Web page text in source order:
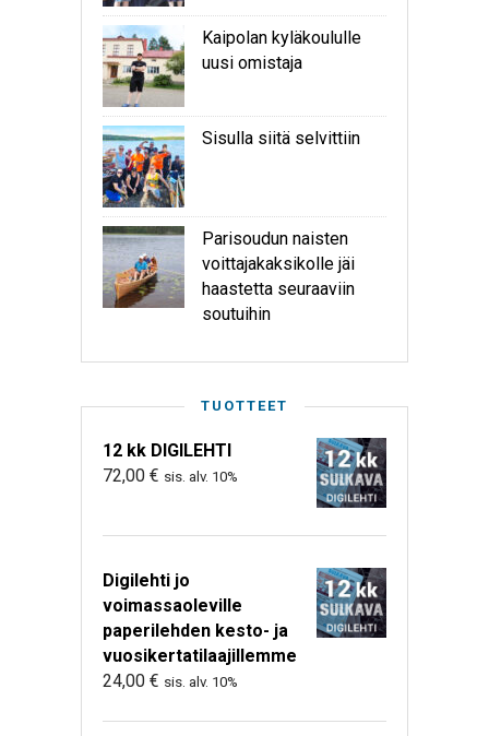
Kaipolan kyläkoululle
uusi omistaja
Sisulla siitä selvittiin
Parisoudun naisten
voittajakaksikolle jäi
haastetta seuraaviin
soutuihin
TUOTTEET
12 kk DIGILEHTI
72,00 € sis. alv. 10%
Digilehti jo
voimassaoleville
paperilehden kesto- ja
vuosikertatilaajillemme
24,00 € sis. alv. 10%